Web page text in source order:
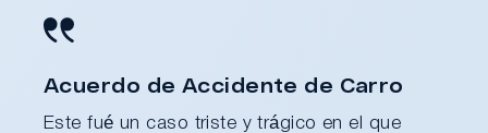
Acuerdo de Accidente de Carro
Este fué un caso triste y trágico en el que